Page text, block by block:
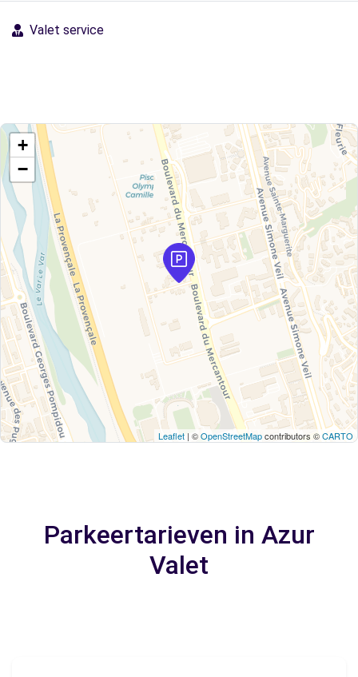
Valet service
+
−
Leaflet | ©OpenStreetMapcontributors ©CARTO
Parkeertarieven in Azur
Valet